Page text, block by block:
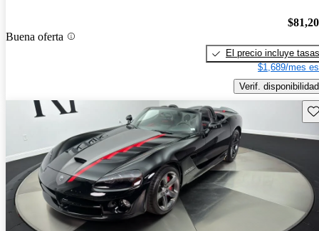
Buena oferta
El precio incluye tasas
$1,689/mes
Verif. disponibilidad